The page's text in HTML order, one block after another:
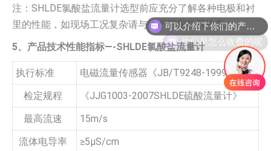
注：SHLDE氯酸盐流量计选型前应充分了解各种电极和衬
里的性能，如现场工况复杂请与生产厂家联系协商。
5、产品技术性能指标—-SHLDE氯酸盐流量计
执行标准
电磁流量传感器《JB/T9248-1999》
检定规程
《JJG1003-2007SHLDE硫酸流量计》
最高流速
15m/s
流体电导率
≥5µS/cm
你们是怎么收费的呢